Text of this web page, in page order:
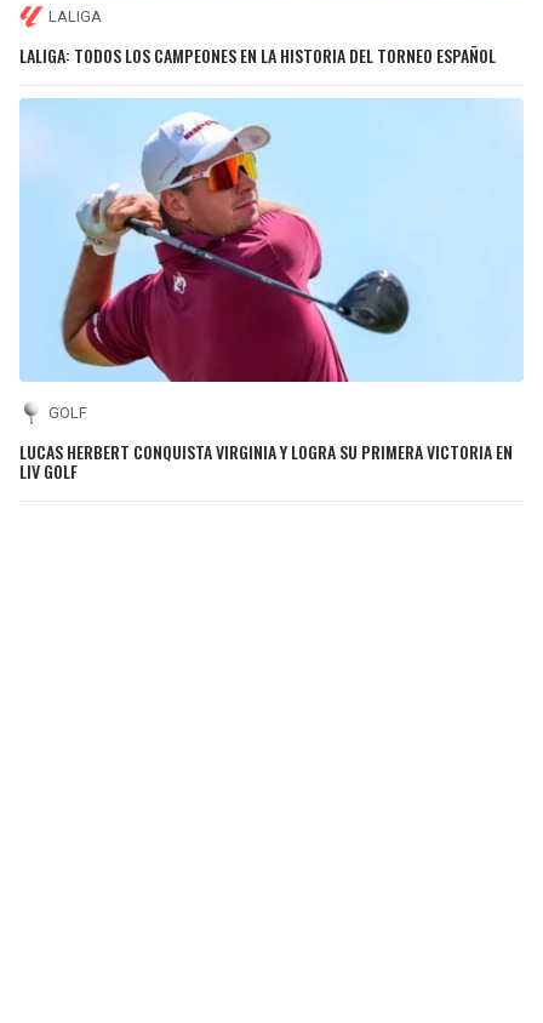
LALIGA
LALIGA: TODOS LOS CAMPEONES EN LA HISTORIA DEL TORNEO ESPAÑOL
GOLF
LUCAS HERBERT CONQUISTA VIRGINIA Y LOGRA SU PRIMERA VICTORIA EN
LIV GOLF